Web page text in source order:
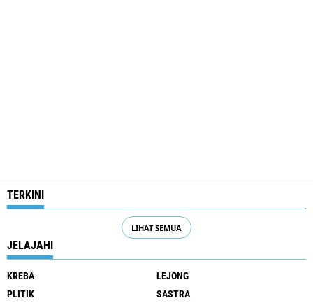
TERKINI
LIHAT SEMUA
JELAJAHI
KREBA
LEJONG
PLITIK
SASTRA